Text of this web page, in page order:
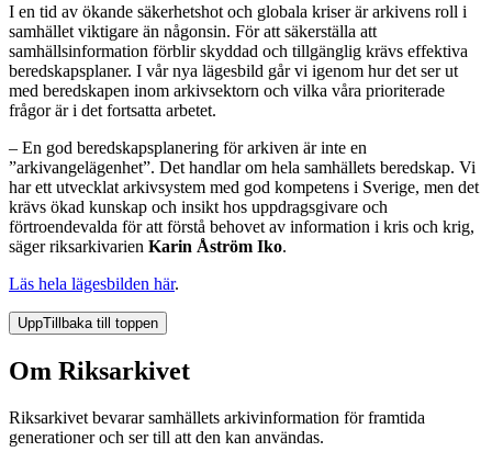
I en tid av ökande säkerhetshot och globala kriser är arkivens roll i
samhället viktigare än någonsin. För att säkerställa att
samhällsinformation förblir skyddad och tillgänglig krävs effektiva
beredskapsplaner. I vår nya lägesbild går vi igenom hur det ser ut
med beredskapen inom arkivsektorn och vilka våra prioriterade
frågor är i det fortsatta arbetet.
– En god beredskapsplanering för arkiven är inte en
”arkivangelägenhet”. Det handlar om hela samhällets beredskap. Vi
har ett utvecklat arkivsystem med god kompetens i Sverige, men det
krävs ökad kunskap och insikt hos uppdragsgivare och
förtroendevalda för att förstå behovet av information i kris och krig,
säger riksarkivarien Karin Åström Iko.
Läs hela lägesbilden här.
UppTillbaka till toppen
Om Riksarkivet
Riksarkivet bevarar samhällets arkivinformation för framtida
generationer och ser till att den kan användas.